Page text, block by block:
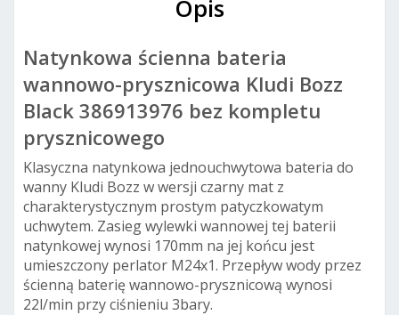
Opis
Natynkowa ścienna bateria
wannowo-prysznicowa Kludi Bozz
Black 386913976 bez kompletu
prysznicowego
Klasyczna natynkowa jednouchwytowa bateria do
wanny Kludi Bozz w wersji czarny mat z
charakterystycznym prostym patyczkowatym
uchwytem. Zasieg wylewki wannowej tej baterii
natynkowej wynosi 170mm na jej końcu jest
umieszczony perlator M24x1. Przepływ wody przez
ścienną baterię wannowo-prysznicową wynosi
22l/min przy ciśnieniu 3bary.